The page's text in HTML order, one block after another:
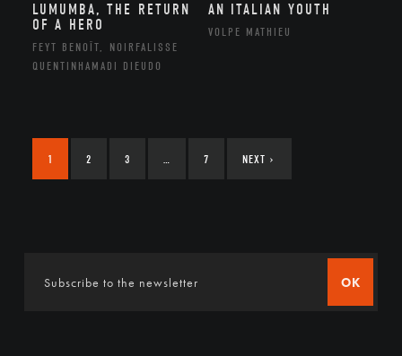
LUMUMBA, THE RETURN
OF A HERO
FEYT BENOÎT, NOIRFALISSE
QUENTINHAMADI DIEUDO
AN ITALIAN YOUTH
VOLPE MATHIEU
1 2 3 … 7 NEXT ›
OK